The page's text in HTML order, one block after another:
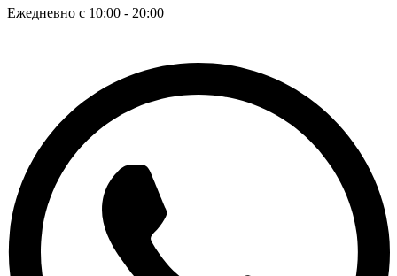
Ежедневно с 10:00 - 20:00